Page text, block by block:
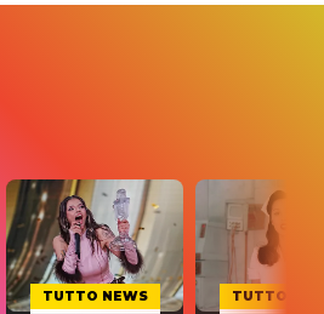
TUTTO NEWS TUTTO